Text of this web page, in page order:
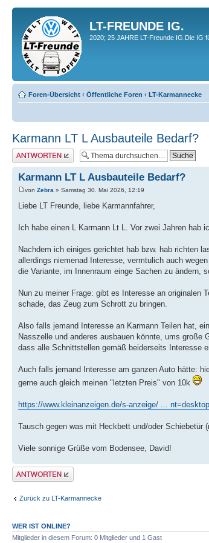
LT-FREUNDE IG.
2020; 25 JAHRE LT-Freunde IG.Die IG
Foren-Übersicht ‹ Öffentliche Foren ‹ LT-Karmannecke
Karmann LT L Ausbauteile Bedarf?
Antwort erstellen
Karmann LT L Ausbauteile Bedarf?
von Zebra » Samstag 30. Mai 2026, 12:19
Liebe LT Freunde, liebe Karmannfahrer,
Ich habe einen L Karmann Lt L. Vor zwei Jahren
Nachdem ich einiges gerichtet hab bzw. hab richten
allerdings niemenad Interesse, vermtulich auch
die Variante, im Innenraum einge Sachen zu ändern,
Nun zu meiner Frage: gibt es Interesse an originalen
schade, das Zeug zum Schrott zu bringen.
Also falls jemand Interesse an Karmann Teilen hat,
Nasszelle und anderes ausbauen könnte, ums große
dass alle Schnittstellen gemäß beiderseits Interesse
Auch falls jemand Interesse am ganzen Auto hätte:
gerne auch gleich meinen "letzten Preis" von 10k
https://www.kleinanzeigen.de/s-anzeige/ ... nt=desktop
Tausch gegen was mit Heckbett und/oder Schiebetür
Viele sonnige Grüße vom Bodensee, David!
Antwort erstellen
Zurück zu LT-Karmannecke
WER IST ONLINE?
Mitglieder in diesem Forum: 0 Mitglieder und 1 Gast